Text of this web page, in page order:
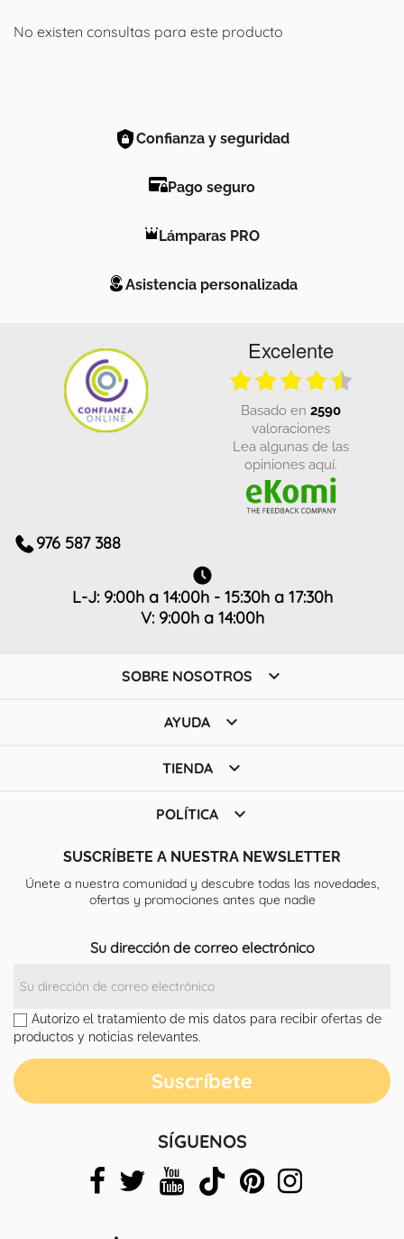
No existen consultas para este producto
Confianza y seguridad
Pago seguro
Lámparas PRO
Asistencia personalizada
Excelente
basado en 2590
valoraciones
Lea algunas de las
opiniones aquí.
976 587 388
L-J: 9:00h a 14:00h - 15:30h a 17:30h
V: 9:00h a 14:00h
SOBRE NOSOTROS 
AYUDA 
TIENDA 
POLÍTICA 
SUSCRÍBETE A NUESTRA NEWSLETTER
Únete a nuestra comunidad y descubre todas las novedades,
ofertas y promociones antes que nadie
Su dirección de correo electrónico
Autorizo el tratamiento de mis datos para recibir ofertas de
productos y noticias relevantes.
SÍGUENOS